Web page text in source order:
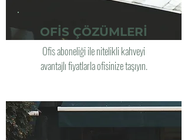
OFİS ÇÖZÜMLERİ
Ofis aboneliği ile nitelikli kahveyi
avantajlı fiyatlarla ofisinize taşıyın.